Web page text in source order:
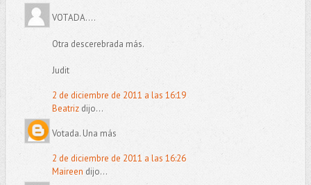
VOTADA....
Otra descerebrada más.
Judit
2 de diciembre de 2011 a las 16:19
Beatrizdijo...
Votada. Una más
2 de diciembre de 2011 a las 16:26
Maireen dijo...